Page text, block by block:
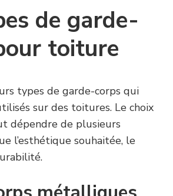
de garde-
toiture
types de garde-corps qui
sur des toitures. Le choix
dépendre de plusieurs
l’esthétique souhaitée, le